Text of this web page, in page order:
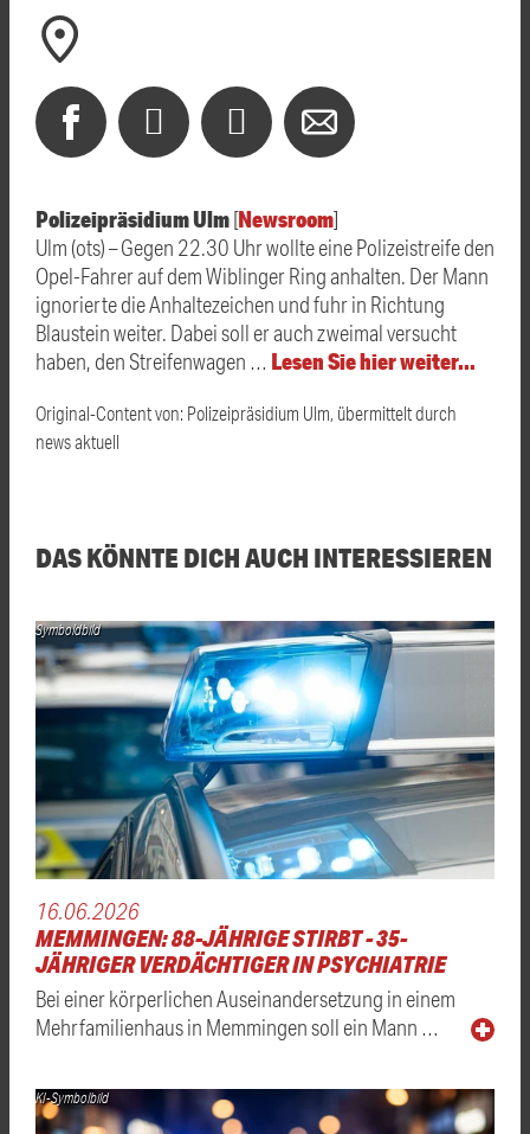
Polizeipräsidium Ulm[Newsroom]
Ulm (ots) – Gegen 22.30 Uhr wollte eine Polizeistreife den
Opel-Fahrer auf dem Wiblinger Ring anhalten. Der Mann
ignorierte die Anhaltezeichen und fuhr in Richtung
Blaustein weiter. Dabei soll er auch zweimal versucht
haben, den Streifenwagen … Lesen Sie hier weiter…
Original-Content von: Polizeipräsidium Ulm, übermittelt durch
news aktuell
DAS KÖNNTE DICH AUCH INTERESSIEREN
Symboldbild
16.06.2026
MEMMINGEN: 88-JÄHRIGE STIRBT - 35-
JÄHRIGER VERDÄCHTIGER IN PSYCHIATRIE
Bei einer körperlichen Auseinandersetzung in einem
Mehrfamilienhaus in Memmingen soll ein Mann …
KI-Symbolbild